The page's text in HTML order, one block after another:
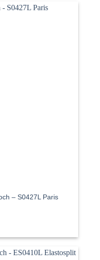
– S0427L Paris